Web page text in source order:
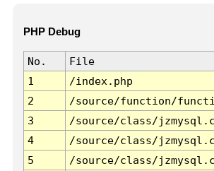
PHP Debug
No. File
1
/index.php
2
/source/function/
3
/source/class/
4
/source/class/
5
/source/class/